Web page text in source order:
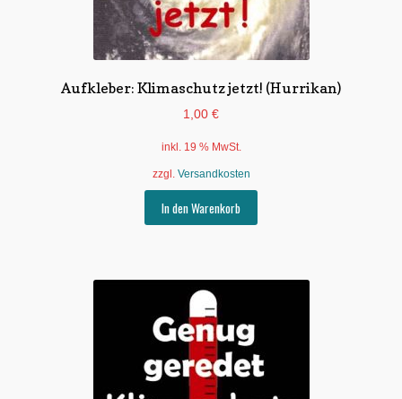
Aufkleber: Klimaschutz jetzt! (Hurrikan)
1,00 €
inkl. 19 % MwSt.
zzgl. Versandkosten
In den Warenkorb